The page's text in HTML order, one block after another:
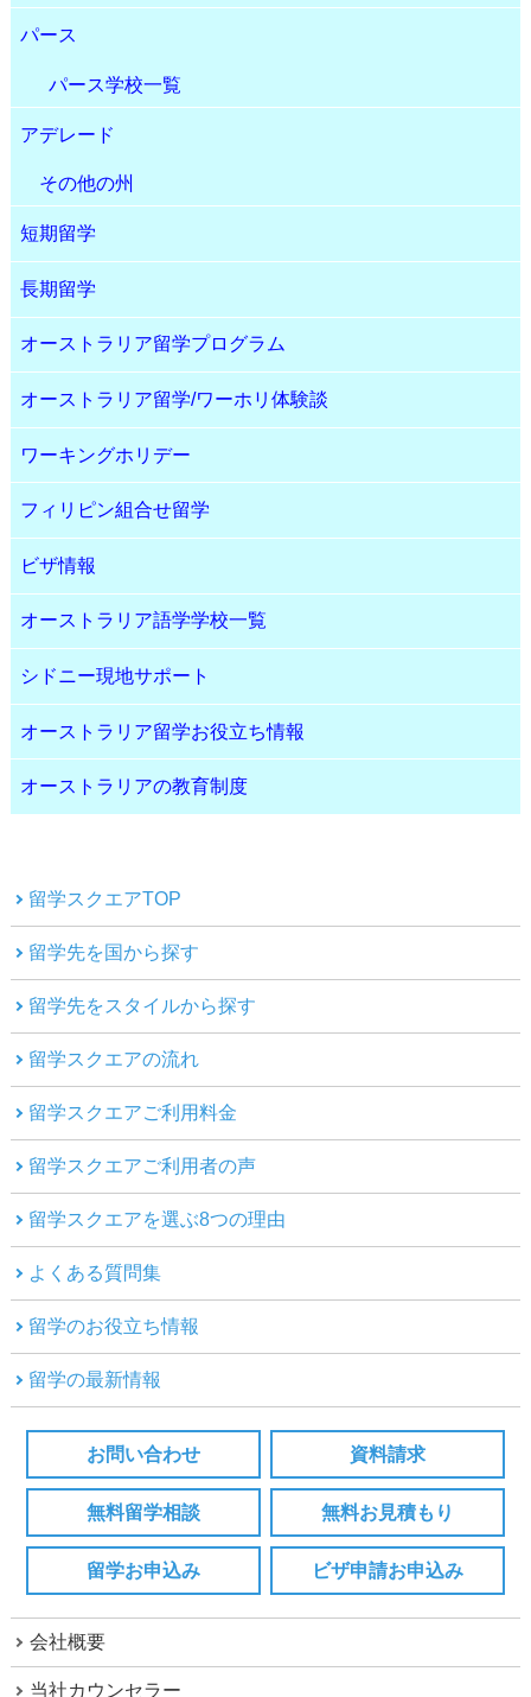
パース
パース学校一覧
アデレード
その他の州
短期留学
長期留学
オーストラリア留学プログラム
オーストラリア留学/ワーホリ体験談
ワーキングホリデー
フィリピン組合せ留学
ビザ情報
オーストラリア語学学校一覧
シドニー現地サポート
オーストラリア留学お役立ち情報
オーストラリアの教育制度
留学スクエアTOP
留学先を国から探す
留学先をスタイルから探す
留学スクエアの流れ
留学スクエアご利用料金
留学スクエアご利用者の声
留学スクエアを選ぶ8つの理由
よくある質問集
留学のお役立ち情報
留学の最新情報
お問い合わせ 資料請求
無料留学相談 無料お見積もり
留学お申込み ビザ申請お申込み
会社概要
当社カウンセラー